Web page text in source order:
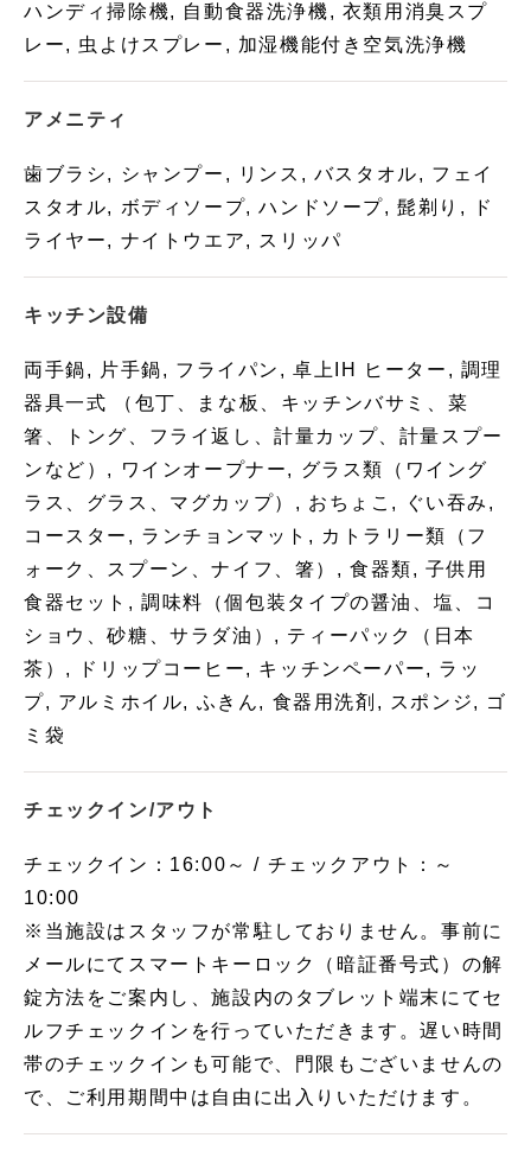
ハンディ掃除機, 自動食器洗浄機, 衣類用消臭スプ
レー, 虫よけスプレー, 加湿機能付き空気洗浄機
アメニティ
歯ブラシ, シャンプー, リンス, バスタオル, フェイ
スタオル, ボディソープ, ハンドソープ, 髭剃り, ド
ライヤー, ナイトウエア, スリッパ
キッチン設備
両手鍋, 片手鍋, フライパン, 卓上IH ヒーター, 調理
器具一式 （包丁、まな板、キッチンバサミ、菜
箸、トング、フライ返し、計量カップ、計量スプー
ンなど）, ワインオープナー, グラス類（ワイング
ラス、グラス、マグカップ）, おちょこ, ぐい吞み,
コースター, ランチョンマット, カトラリー類（フ
ォーク、スプーン、ナイフ、箸）, 食器類, 子供用
食器セット, 調味料（個包装タイプの醤油、塩、コ
ショウ、砂糖、サラダ油）, ティーパック（日本
茶）, ドリップコーヒー, キッチンペーパー, ラッ
プ, アルミホイル, ふきん, 食器用洗剤, スポンジ, ゴ
ミ袋
チェックイン/アウト
チェックイン：16:00～ / チェックアウト：～
10:00
※当施設はスタッフが常駐しておりません。事前に
メールにてスマートキーロック（暗証番号式）の解
錠方法をご案内し、施設内のタブレット端末にてセ
ルフチェックインを行っていただきます。遅い時間
帯のチェックインも可能で、門限もございませんの
で、ご利用期間中は自由に出入りいただけます。